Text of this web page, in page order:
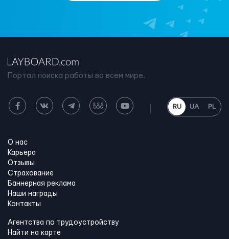
Портал поиска работы во всем мире.
RU UA PL
О нас
Карьера
Отзывы
Страхование
Баннерная реклама
Наши награды
Контакты
Агентства по трудоустройству
Найти на карте